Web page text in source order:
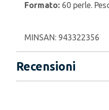
Formato: 60 perle.
MINSAN: 943322356
Recensioni